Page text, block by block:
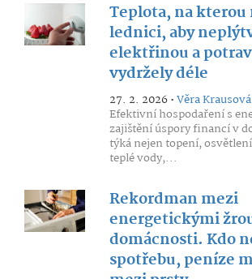
Teplota, na
lednici, aby
elektřinou a
vydržely déle
27. 2. 2026 •Věra Krausová
Efektivní hospodaření s
zajištění úspory financí v
týká nejen topení,
teplé vody,...
Rekordman mezi
energetickými
domácnosti. Kdo
spotřebu, peníze